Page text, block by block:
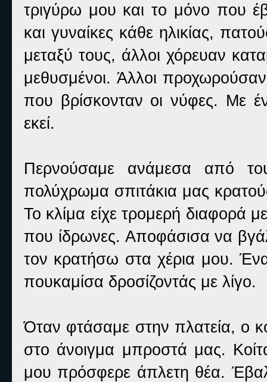
τριγύρω μου και το μόνο που
και γυναίκες κάθε ηλικίας,
μεταξύ τους, άλλοι χόρευαν
μεθυσμένοι. Άλλοι
που βρίσκονταν οι νύφες. Με
εκεί.
Περνούσαμε ανάμεσα από
πολύχρωμα σπιτάκια μας
Το κλίμα είχε τρομερή διαφορά
που ίδρωνες. Αποφάσισα να
τον κρατήσω στα χέρια μου.
πουκαμίσα δροσίζοντάς με λίγο.
Όταν φτάσαμε στην πλατεία, ο
στο άνοιγμα μπροστά μας.
μου πρόσφερε άπλετη θέα.